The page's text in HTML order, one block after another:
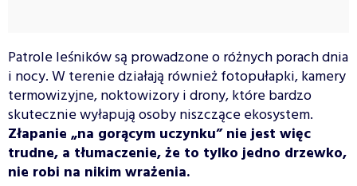
Patrole leśników są prowadzone o różnych porach dnia
i nocy. W terenie działają również fotopułapki, kamery
termowizyjne, noktowizory i drony, które bardzo
skutecznie wyłapują osoby niszczące ekosystem.
Złapanie „na gorącym uczynku” nie jest więc
trudne, a tłumaczenie, że to tylko jedno drzewko,
nie robi na nikim wrażenia.